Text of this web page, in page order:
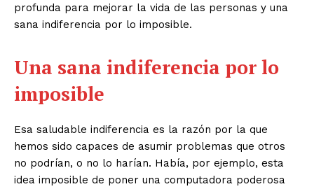
profunda para mejorar la vida de las personas y una
sana indiferencia por lo imposible.
Una sana indiferencia por lo
imposible
Esa saludable indiferencia es la razón por la que
hemos sido capaces de asumir problemas que otros
no podrían, o no lo harían. Había, por ejemplo, esta
idea imposible de poner una computadora poderosa